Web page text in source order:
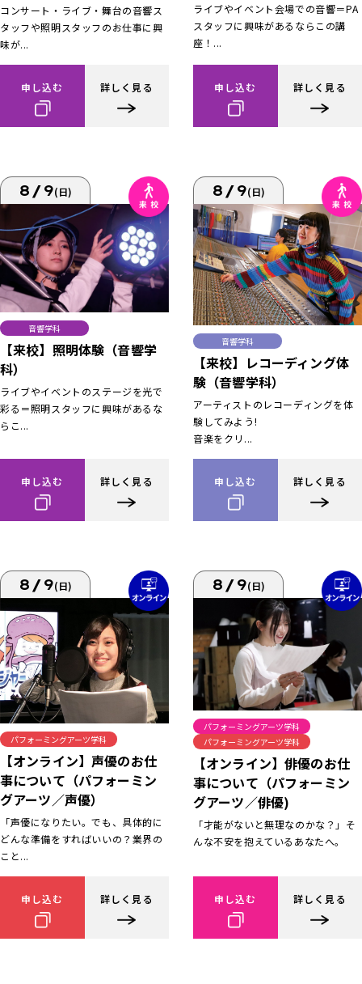
コンサート・ライブ・舞台の音響ス
タッフや照明スタッフのお仕事に興
味が...
申し込む 詳しく見る
ライブやイベント会場での音響＝PA
スタッフに興味があるならこの講
座！...
申し込む 詳しく見る
8/9(日)
音響学科
【来校】照明体験（音響学
科）
ライブやイベントのステージを光で
彩る＝照明スタッフに興味があるな
らこ...
申し込む 詳しく見る
8/9(日)
音響学科
【来校】レコーディング体
験（音響学科）
アーティストのレコーディングを体
験してみよう!
音楽をクリ...
申し込む 詳しく見る
8/9(日)
パフォーミングアーツ学科
【オンライン】声優のお仕
事について（パフォーミン
グアーツ／声優）
「声優になりたい。でも、具体的に
どんな準備をすればいいの？業界の
こと...
申し込む 詳しく見る
8/9(日)
パフォーミングアーツ学科
パフォーミングアーツ学科
【オンライン】俳優のお仕
事について（パフォーミン
グアーツ／俳優)
「才能がないと無理なのかな？」そ
んな不安を抱えているあなたへ。
申し込む 詳しく見る